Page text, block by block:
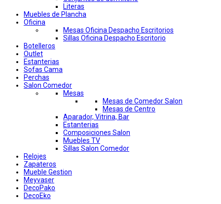
Literas
Muebles de Plancha
Oficina
Mesas Oficina Despacho Escritorios
Sillas Oficina Despacho Escritorio
Botelleros
Outlet
Estanterias
Sofas Cama
Perchas
Salon Comedor
Mesas
Mesas de Comedor Salon
Mesas de Centro
Aparador, Vitrina, Bar
Estanterias
Composiciones Salon
Muebles TV
Sillas Salon Comedor
Relojes
Zapateros
Mueble Gestion
Meyvaser
DecoPako
DecoEko